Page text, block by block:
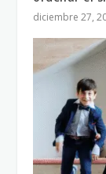
diciembre 27,